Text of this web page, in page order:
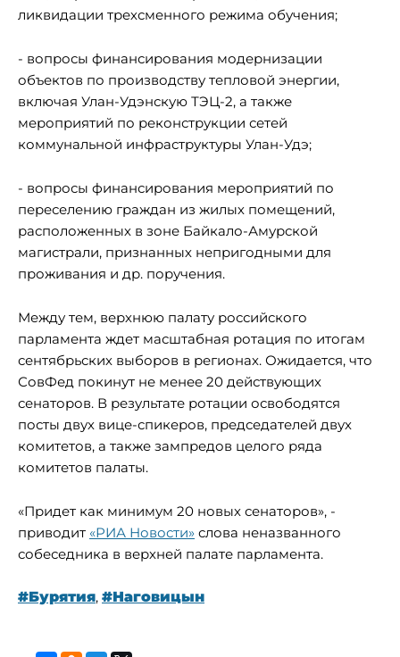
ликвидации трехсменного режима обучения;
- вопросы финансирования модернизации
объектов по производству тепловой энергии,
включая Улан-Удэнскую ТЭЦ-2, а также
мероприятий по реконструкции сетей
коммунальной инфраструктуры Улан-Удэ;
- вопросы финансирования мероприятий по
переселению граждан из жилых помещений,
расположенных в зоне Байкало-Амурской
магистрали, признанных непригодными для
проживания и др. поручения.
Между тем, верхнюю палату российского
парламента ждет масштабная ротация по итогам
сентябрьских выборов в регионах. Ожидается, что
СовФед покинут не менее 20 действующих
сенаторов. В результате ротации освободятся
посты двух вице-спикеров, председателей двух
комитетов, а также зампредов целого ряда
комитетов палаты.
«Придет как минимум 20 новых сенаторов», -
приводит «РИА Новости» слова неназванного
собеседника в верхней палате парламента.
#Бурятия, #Наговицын